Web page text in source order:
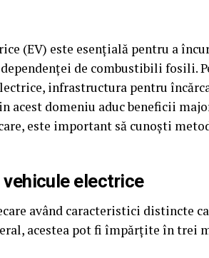
(EV) este esențială pentru a
de combustibili fosili.
infrastructura pentru
acest domeniu aduc beneficii
este important să cunoști
electrice
având caracteristici distincte
acestea pot fi împărțite în trei